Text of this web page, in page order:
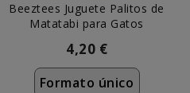
Beeztees Juguete Palitos de
Matatabi para Gatos
4,20 €
Formato único